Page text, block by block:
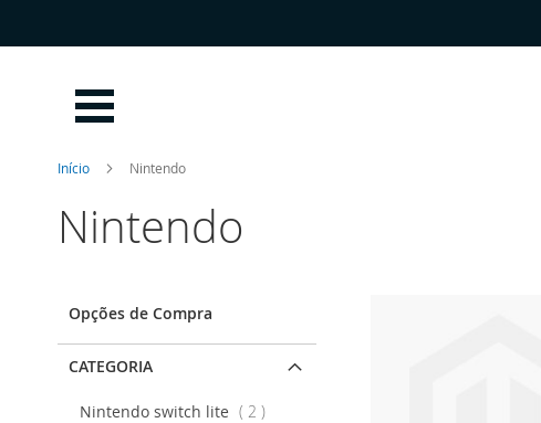
para
Conteúdo
Início Nintendo
Nintendo
Opções de Compra
CATEGORIA
Nintendo switch lite 2 artigos